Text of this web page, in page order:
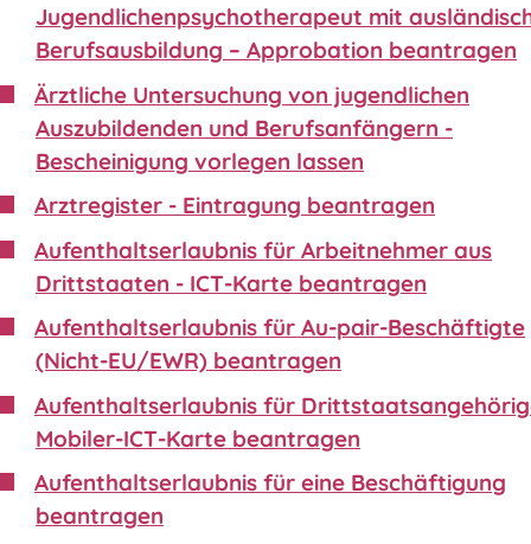
Jugendlichenpsychotherapeut mit
Berufsausbildung – Approbation beantragen
Ärztliche Untersuchung von jugendlichen
Auszubildenden und Berufsanfängern -
Bescheinigung vorlegen lassen
Arztregister - Eintragung beantragen
Aufenthaltserlaubnis für Arbeitnehmer aus
Drittstaaten - ICT-Karte beantragen
Aufenthaltserlaubnis für Au-pair-Beschäftigte
(Nicht-EU/EWR) beantragen
Aufenthaltserlaubnis für
Mobiler-ICT-Karte beantragen
Aufenthaltserlaubnis für eine Beschäftigung
beantragen